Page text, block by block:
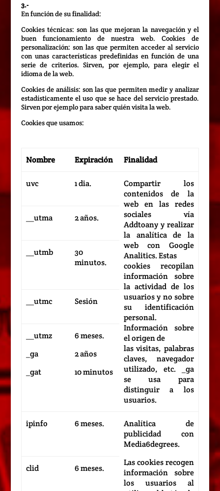
3.-
En función de su finalidad:
Cookies técnicas: son las que mejoran la navegación y el
buen funcionamiento de nuestra web. Cookies de
personalización: son las que permiten acceder al servicio
con unas características predefinidas en función de una
serie de criterios. Sirven, por ejemplo, para elegir el
idioma de la web.
Cookies de análisis: son las que permiten medir y analizar
estadísticamente el uso que se hace del servicio prestado.
Sirven por ejemplo para saber quién visita la web.
Cookies que usamos:
Nombre Expiración Finalidad
uvc 1 dia.
Compartir los
contenidos de la
web en las redes
sociales vía
Addtoany y realizar
la analítica de la
web con Google
Analitics. Estas
cookies recopilan
información sobre
la actividad de los
usuarios y no sobre
su identificación
personal.
Información sobre
el origen de
las visitas, palabras
claves, navegador
utilizado, etc. _ga
se usa para
distinguir a los
usuarios.
__utma 2 años.
__utmb
30
minutos.
__utmc Sesión
__utmz
_ga
_gat
6 meses.
2 años
10 minutos
ipinfo 6 meses.
Analítica de
publicidad con
Media6degrees.
Las cookies recogen
información sobre
los usuarios al
clid 6 meses.